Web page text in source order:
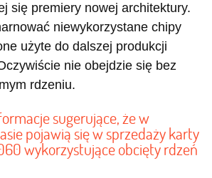
się premiery nowej architektury.
niewykorzystane chipy
użyte do dalszej produkcji
nie obejdzie się bez
rdzeniu.
sugerujące, że w
pojawią się w sprzedaży karty
wykorzystujące obcięty rdzeń